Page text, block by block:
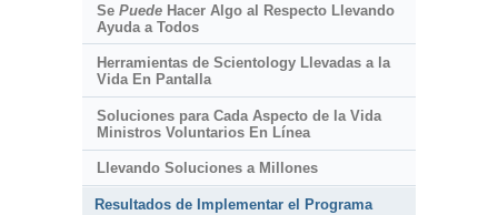
Se PuedeHacer Algo al Respecto Llevando
Ayuda a Todos
Herramientas de Scientology Llevadas a la
Vida En Pantalla
Soluciones para Cada Aspecto de la Vida
Ministros Voluntarios En Línea
Llevando Soluciones a Millones
Resultados de Implementar el Programa